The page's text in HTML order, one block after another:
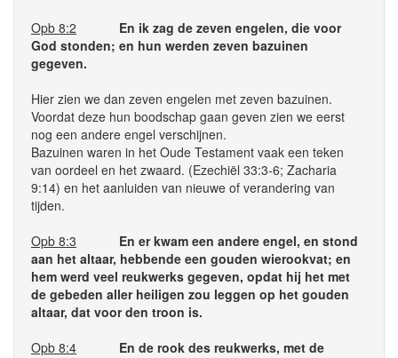
Opb 8:2
En ik zag de zeven engelen, die voor
God stonden; en hun werden zeven bazuinen
gegeven.
Hier zien we dan zeven engelen met zeven bazuinen.
Voordat deze hun boodschap gaan geven zien we eerst
nog een andere engel verschijnen.
Bazuinen waren in het Oude Testament vaak een teken
van oordeel en het zwaard. (Ezechiël 33:3-6; Zacharia
9:14) en het aanluiden van nieuwe of verandering van
tijden.
Opb 8:3
En er kwam een andere engel, en stond
aan het altaar, hebbende een gouden wierookvat; en
hem werd veel reukwerks gegeven, opdat hij het met
de gebeden aller heiligen zou leggen op het gouden
altaar, dat voor den troon is.
Opb 8:4
En de rook des reukwerks, met de